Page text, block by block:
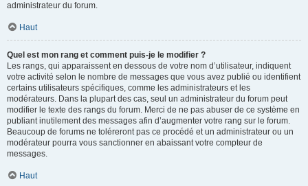
administrateur du forum.
Haut
Quel est mon rang et comment puis-je le modifier ?
Les rangs, qui apparaissent en dessous de votre nom d’utilisateur, indiquent
votre activité selon le nombre de messages que vous avez publié ou identifient
certains utilisateurs spécifiques, comme les administrateurs et les
modérateurs. Dans la plupart des cas, seul un administrateur du forum peut
modifier le texte des rangs du forum. Merci de ne pas abuser de ce système en
publiant inutilement des messages afin d’augmenter votre rang sur le forum.
Beaucoup de forums ne toléreront pas ce procédé et un administrateur ou un
modérateur pourra vous sanctionner en abaissant votre compteur de
messages.
Haut